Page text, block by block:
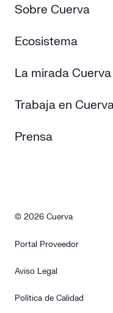
Sobre Cuerva
Ecosistema
La mirada Cuerva
Trabaja en
Prensa
© 2026 Cuerva
Portal Proveedor
Aviso Legal
Política de Calidad